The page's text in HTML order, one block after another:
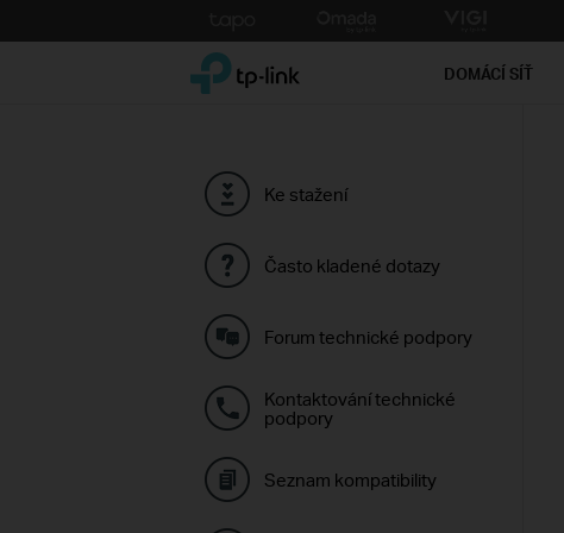
to
TP-Link, Reliably Smart DOMÁCÍ SÍŤ
Ke stažení
Často kladené dotazy
Forum technické podpory
Kontaktování technické
podpory
Seznam kompatibility